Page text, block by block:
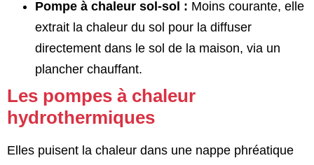
Pompe à chaleur sol-sol : Moins courante, elle
extrait la chaleur du sol pour la diffuser
directement dans le sol de la maison, via un
plancher chauffant.
Les pompes à chaleur
hydrothermiques
Elles puisent la chaleur dans une nappe phréatique